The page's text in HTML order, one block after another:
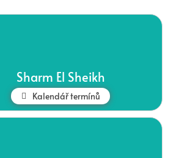
Sharm El Sheikh
Kalendář termínů